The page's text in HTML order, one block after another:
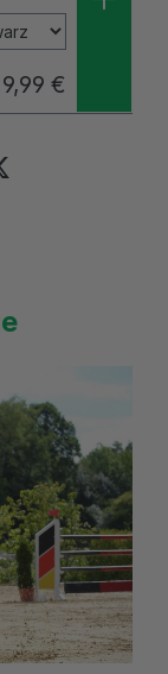
9,99 €